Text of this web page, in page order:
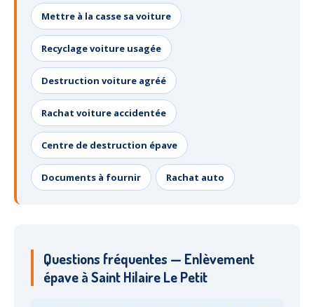
Mettre à la casse sa voiture
Recyclage voiture usagée
Destruction voiture agréé
Rachat voiture accidentée
Centre de destruction épave
Documents à fournir Rachat auto
Questions fréquentes — Enlèvement
épave à Saint Hilaire Le Petit